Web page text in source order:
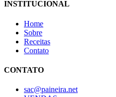
INSTITUCIONAL
Home
Sobre
Receitas
Contato
CONTATO
sac@paineira.net